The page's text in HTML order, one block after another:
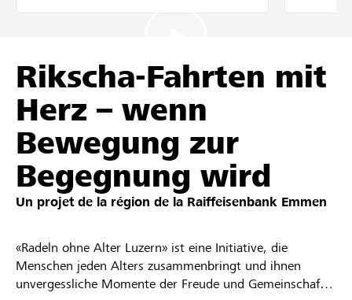
Se connecter
S'inscrire
DE FR IT
Rikscha-Fahrten mit
Herz – wenn
Bewegung zur
Begegnung wird
Un projet de la région de la Raiffeisenbank Emmen
«Radeln ohne Alter Luzern» ist eine Initiative, die
Menschen jeden Alters zusammenbringt und ihnen
unvergessliche Momente der Freude und Gemeinschaft